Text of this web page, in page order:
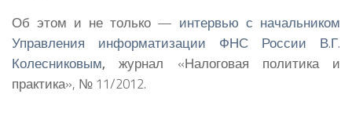
Об этом и не только — интервью с начальником
Управления информатизации ФНС России В.Г.
Колесниковым, журнал «Налоговая политика и
практика», № 11/2012.